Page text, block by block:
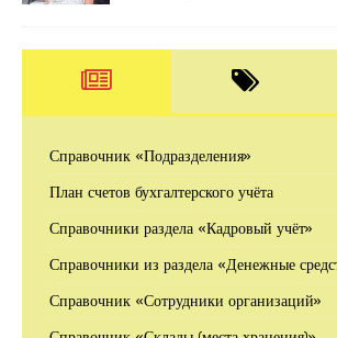
Справочник «Подразделения»
План счетов бухгалтерского учёта
Справочники раздела «Кадровый учёт»
Справочники из раздела «Денежные
Справочник «Сотрудники организаций»